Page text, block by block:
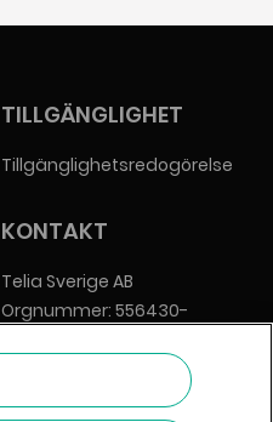
TILLGÄNGLIGHET
Tillgänglighetsredogörelse
KONTAKT
Telia Sverige AB
Orgnummer: 556430-